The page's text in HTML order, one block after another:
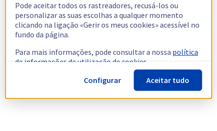
Pode aceitar todos os rastreadores, recusá-los ou
personalizar as suas escolhas a qualquer momento
clicando na ligação «Gerir os meus cookies» acessível no
fundo da página.
Para mais informações, pode consultar a nossa política
de informações de utilização de cookies.
Configurar
Aceitar tudo